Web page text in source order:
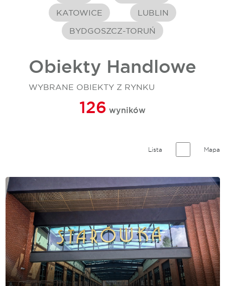
KATOWICE
LUBLIN
BYDGOSZCZ-TORUŃ
Obiekty Handlowe
WYBRANE OBIEKTY Z RYNKU
126 wyników
Lista Mapa